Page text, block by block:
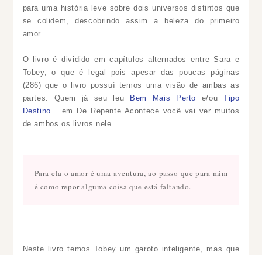
para uma história leve sobre dois universos distintos que
se colidem, descobrindo assim a beleza do primeiro
amor.
O livro é dividido em capítulos alternados entre Sara e
Tobey, o que é legal pois apesar das poucas páginas
(286) que o livro possuí temos uma visão de ambas as
partes. Quem já seu leu Bem Mais Perto e/ouTipo
Destino
em De Repente Acontece você vai ver muitos
de ambos os livros nele.
Para ela o amor é uma aventura, ao passo que para mim
é como repor alguma coisa que está faltando.
Neste livro temos Tobey um garoto inteligente, mas que